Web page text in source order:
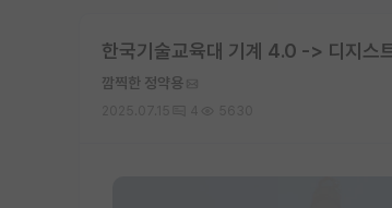
한국기술교육대 기계 4.0 -> 디지스
깜찍한 정약용